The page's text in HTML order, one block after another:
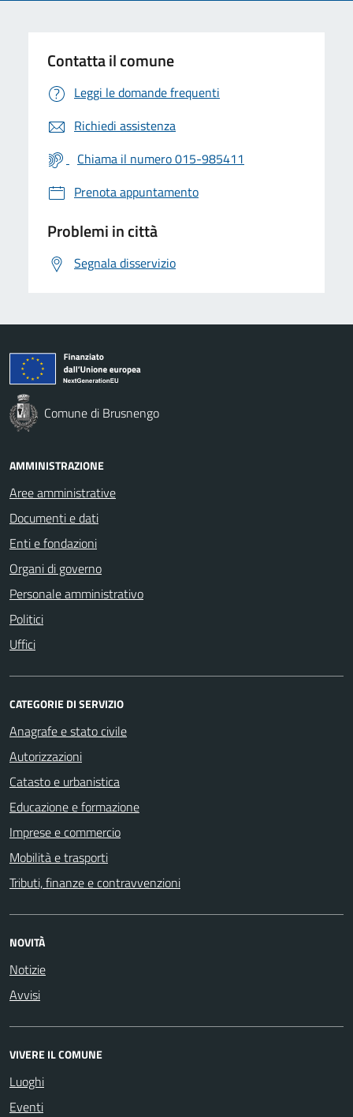
Contatta il comune
Leggi le domande frequenti
Richiedi assistenza
Chiama il numero 015-985411
Prenota appuntamento
Problemi in città
Segnala disservizio
Comune di Brusnengo
AMMINISTRAZIONE
Aree amministrative
Documenti e dati
Enti e fondazioni
Organi di governo
Personale amministrativo
Politici
Uffici
CATEGORIE DI SERVIZIO
Anagrafe e stato civile
Autorizzazioni
Catasto e urbanistica
Educazione e formazione
Imprese e commercio
Mobilità e trasporti
Tributi, finanze e contravvenzioni
NOVITÀ
Notizie
Avvisi
VIVERE IL COMUNE
Luoghi
Eventi